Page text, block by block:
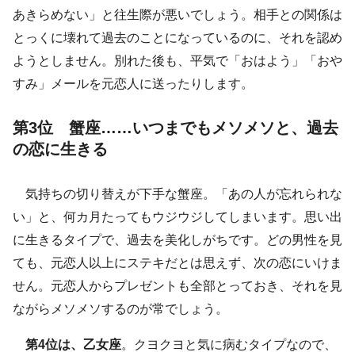
あきらめない」と往生際が悪いでしょう。相手との関係は
とっくに壊れて過去のことになっているのに、それを認め
ようとしません。別れた後も、平気で「おはよう」「おや
すみ」メールを元恋人に送ったりします。
第3位 蟹座……いつまでもメソメソと、過去
の恋に生きる
気持ちの切り替えが下手な蟹座。「あの人が忘れられな
い」と、何カ月たってもウジウジしてしまいます。思い出
に生きるタイプで、過去を美化しがちです。どの男性を見
ても、元恋人以上にステキだとは思えず、次の恋にいけま
せん。元恋人からプレゼントも全部とっておき、それを見
ながらメソメソするのが常でしょう。
第4位は、乙女座。クヨクヨと気に病むタイプなので、